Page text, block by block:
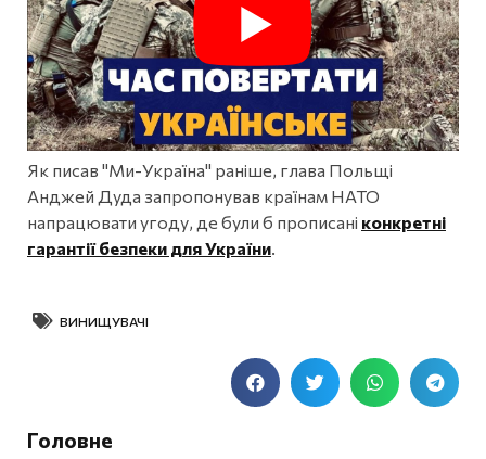
Як писав "Ми-Україна" раніше, глава Польщі
Анджей Дуда запропонував країнам НАТО
напрацювати угоду, де були б прописані конкретні
гарантії безпеки для України
ВИНИЩУВАЧІ
Головне